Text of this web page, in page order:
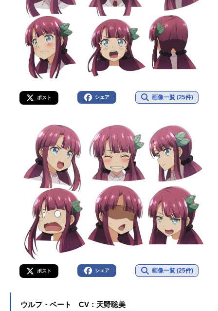
ポスト シェア 画像一覧 (25件)
ポスト シェア 画像一覧 (25件)
ウルフ・ベート CV：天野聡美